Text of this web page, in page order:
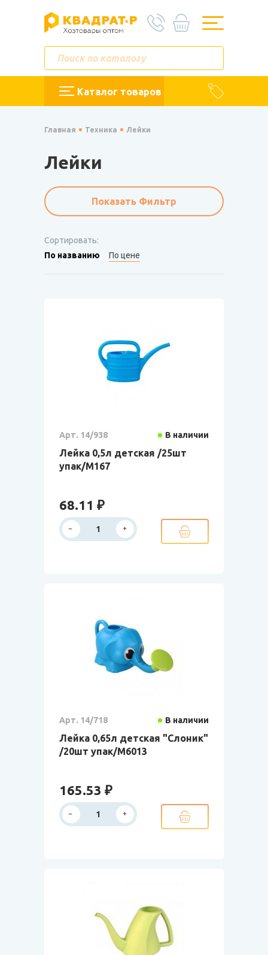
Каталог товаров
Главная Техника Лейки
Лейки
Показать Фильтр
Сортировать:
По названию
По цене
Арт. 14/938 В наличии
Лейка 0,5л детская /25шт
упак/М167
68.11 ₽
Арт. 14/718 В наличии
Лейка 0,65л детская "Слоник"
/20шт упак/М6013
165.53 ₽